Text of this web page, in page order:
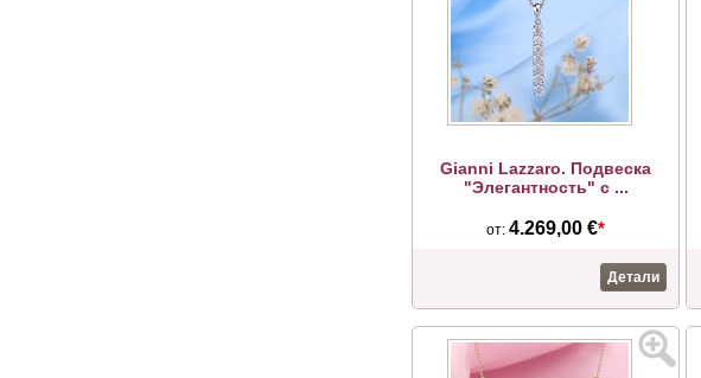
Gianni Lazzaro. Подвеска
"Элегантность" с ...
от:4.269,00 €*
Детали